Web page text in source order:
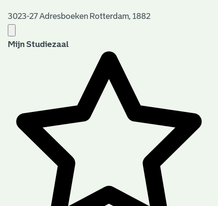
3023-27 Adresboeken Rotterdam, 1882
Mijn Studiezaal